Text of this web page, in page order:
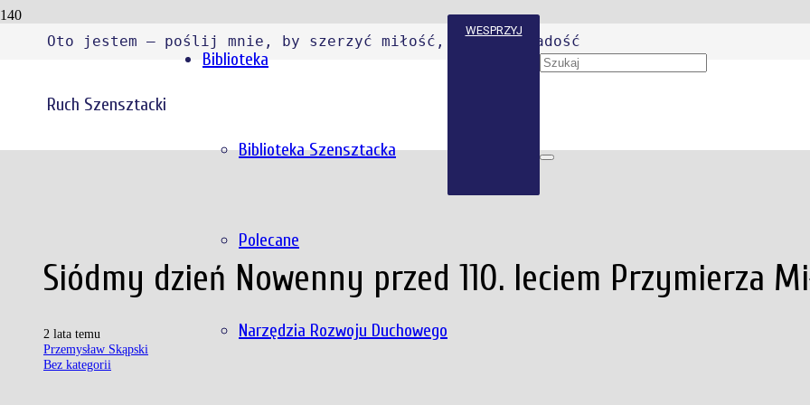
Oto jestem – poślij mnie, by szerzyć miłość, pokój i radość
Ruch Szensztacki
Biblioteka
Biblioteka Szensztacka
Polecane
Narzędzia Rozwoju Duchowego
WESPRZYJ
Siódmy dzień Nowenny przed 110. leciem Przymierza
2 lata temu
Przemysław Skąpski
Bez kategorii